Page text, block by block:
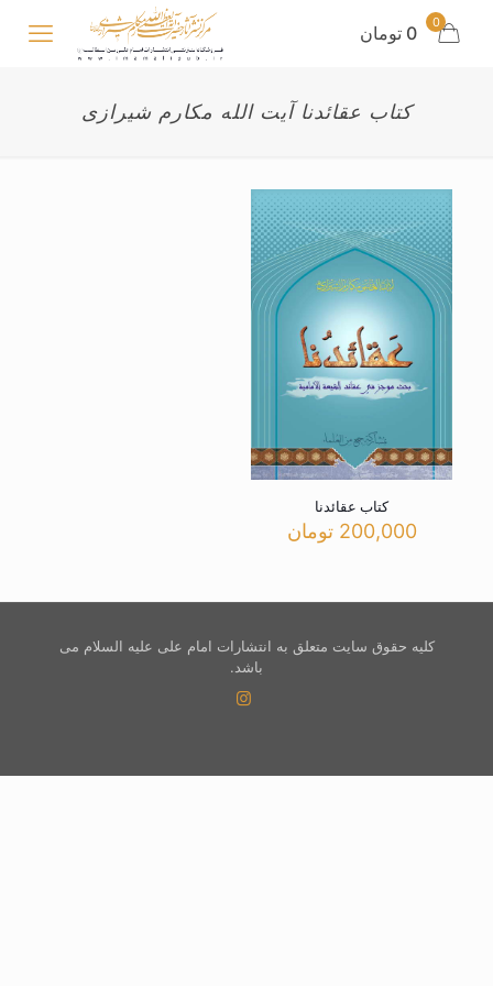
0 0 تومان
کتاب عقائدنا آیت الله مکارم شیرازی
کتاب عقائدنا
200,000 تومان
کلیه حقوق سایت متعلق به انتشارات امام علی علیه السلام می
باشد.